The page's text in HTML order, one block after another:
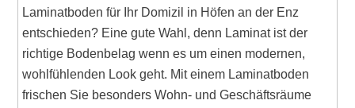
Laminatboden für Ihr Domizil in Höfen an der Enz
entschieden? Eine gute Wahl, denn Laminat ist der
richtige Bodenbelag wenn es um einen modernen,
wohlfühlenden Look geht. Mit einem Laminatboden
frischen Sie besonders Wohn- und Geschäftsräume